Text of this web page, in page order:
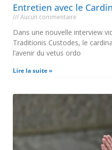
Entretien avec le
Aucun commentaire
Dans une nouvelle interview
Traditionis Custodes, le
l’avenir du vetus ordo
Lire la suite »